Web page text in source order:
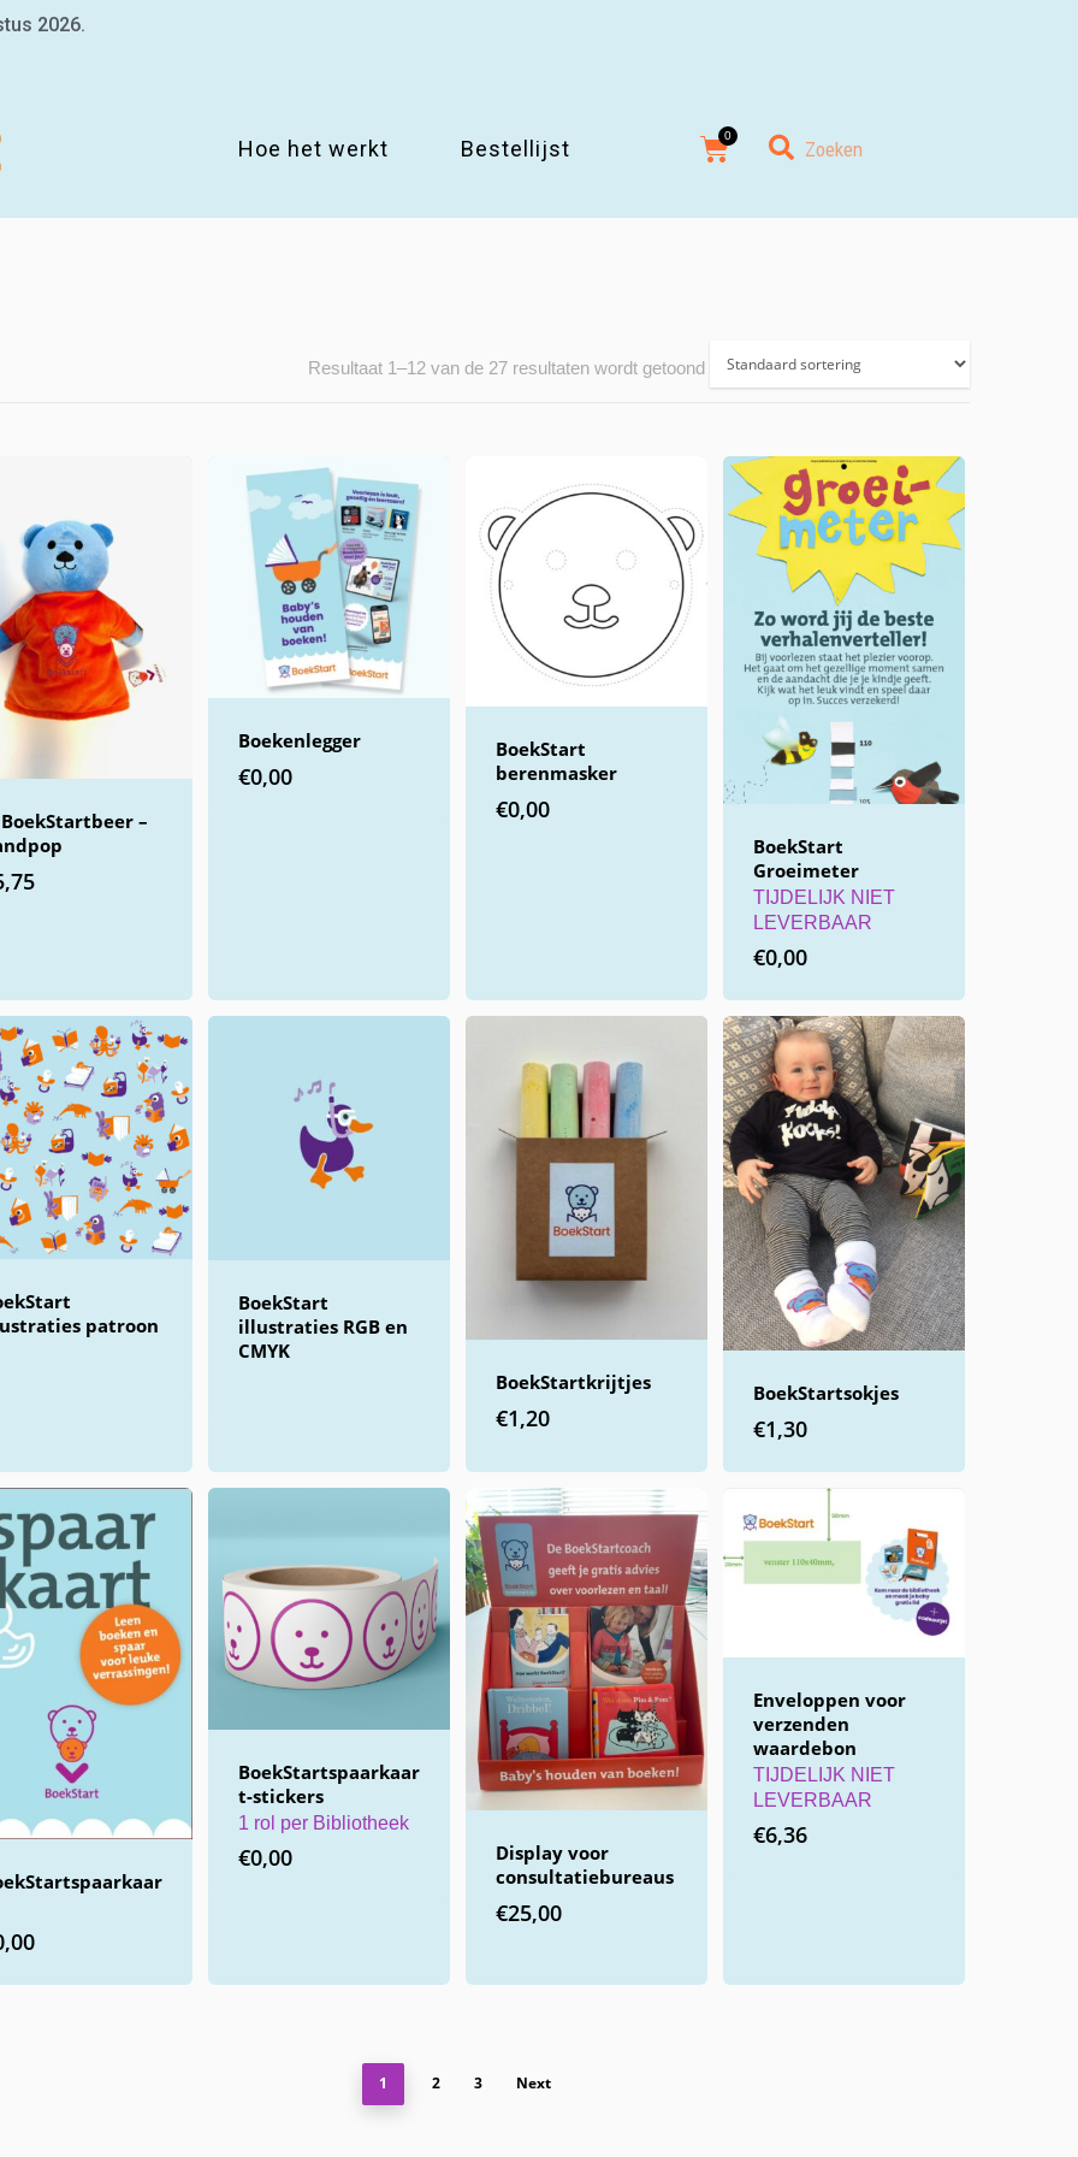
2026.
Hoe het werkt Bestellijst
Resultaat 1–12 van de 27 resultaten wordt getoond
–
Boekenlegger
€0,00
BoekStart
berenmasker
€0,00
BoekStart
Groeimeter
TIJDELIJK NIET
LEVERBAAR
€0,00
patroon
BoekStart
illustraties RGB en
CMYK
BoekStartkrijtjes
€1,20
BoekStartsokjes
€1,30
BoekStartspaarkaar
t-stickers
1 rol per Bibliotheek
€0,00
Display voor
consultatiebureaus
€25,00
Enveloppen voor
verzenden
waardebon
TIJDELIJK NIET
LEVERBAAR
€6,36
1 2 3 Next